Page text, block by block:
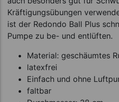
Kräftigungsübungen
ist der Redondo Ball Plus
Pumpe zu be- und entlüften.
Material: geschäumtes
latexfrei
Einfach und ohne
faltbar